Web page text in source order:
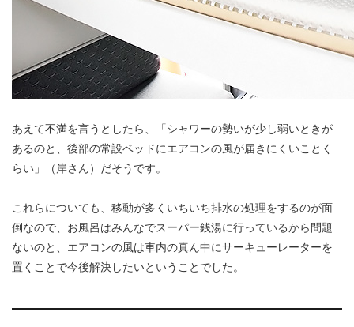
あえて不満を言うとしたら、「シャワーの勢いが少し弱いときが
あるのと、後部の常設ベッドにエアコンの風が届きにくいことく
らい」（岸さん）だそうです。
これらについても、移動が多くいちいち排水の処理をするのが面
倒なので、お風呂はみんなでスーパー銭湯に行っているから問題
ないのと、エアコンの風は車内の真ん中にサーキューレーターを
置くことで今後解決したいということでした。